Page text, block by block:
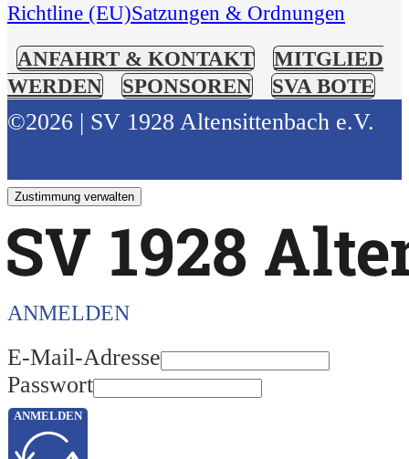
Richtline (EU)Satzungen & Ordnungen
ANFAHRT & KONTAKT
MITGLIED
WERDEN
SPONSOREN SVA BOTE
©2026 | SV 1928 Altensittenbach e.V.
Zustimmung verwalten
ANMELDEN
E-Mail-Adresse
Passwort
ANMELDEN